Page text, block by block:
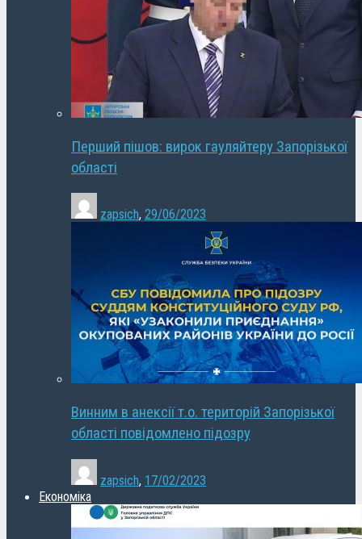
Перший пішов: вирок гауляйтеру Запорізької
області
zapsich, 29/06/2023
Винним в анексії т.о. територій Запорізької
області повідомлено підозру
zapsich, 17/02/2023
Економіка